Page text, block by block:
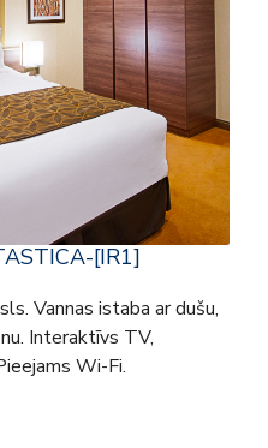
[IR1]
Vannas istaba ar dušu,
Interaktīvs TV,
Wi-Fi.